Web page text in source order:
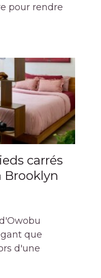
pour rendre
carrés
Brooklyn
que
d'une